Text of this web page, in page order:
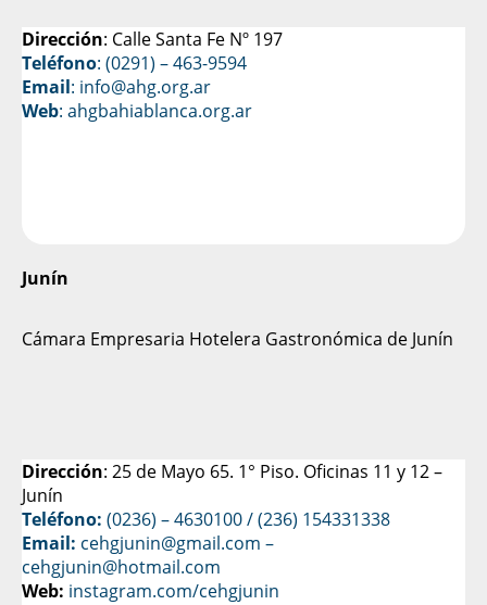
Dirección: Calle Santa Fe Nº 197
Teléfono: (0291) – 463-9594
Email: info@ahg.org.ar
Web: ahgbahiablanca.org.ar
Junín
Cámara Empresaria Hotelera Gastronómica de Junín
Dirección: 25 de Mayo 65. 1° Piso. Oficinas 11 y 12 –
Junín
Teléfono: (0236) – 4630100/ (236) 154331338
Email: cehgjunin@gmail.com –
cehgjunin@hotmail.com
Web: instagram.com/cehgjunin